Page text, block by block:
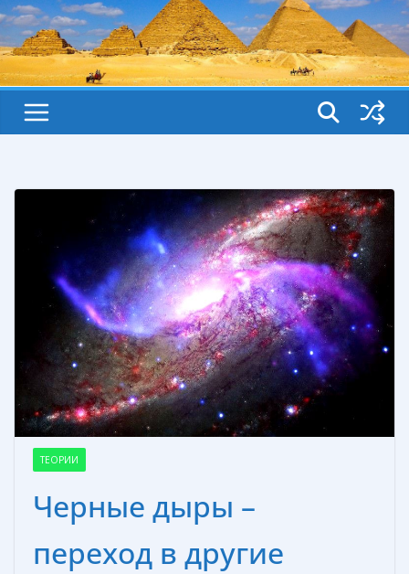
ТЕОРИИ
Черные дыры –
переход в другие